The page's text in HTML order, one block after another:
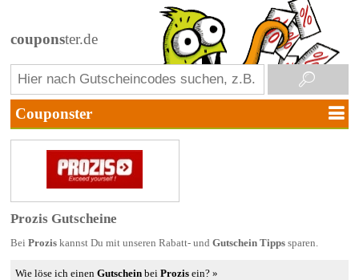
couponster.de
Prozis Gutscheine
Bei Proziskannst Du mit unseren Rabatt- und Gutschein Tippssparen.
Wie löse ich einenGutschein beiProzis ein? »